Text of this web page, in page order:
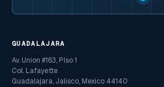
GUADALAJARA
Av. Union #163, Piso 1
Col. Lafayette
Guadalajara, Jalisco, Mexico 44140